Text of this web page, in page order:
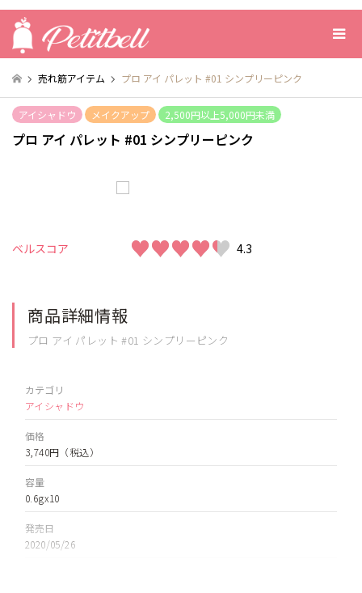
売れ筋アイテム プロ アイ パレット #01 シンプリーピンク
アイシャドウ メイクアップ 2,500円以上5,000円未満
プロ アイ パレット #01 シンプリーピンク
ベルスコア ♥♥♥♥♥
♥♥♥♥♥ 4.3
商品詳細情報
プロ アイ パレット #01 シンプリーピンク
カテゴリ
アイシャドウ
価格
3,740円 （税込）
容量
0.6gx10
発売日
2020/05/26